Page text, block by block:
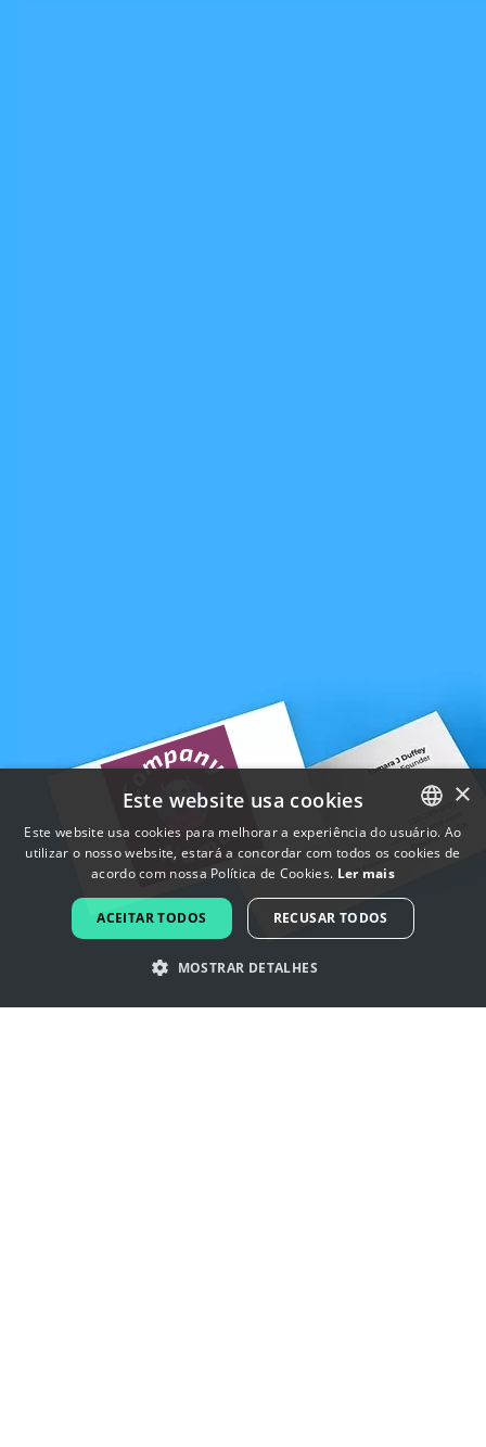
ENGLISH
FRENCH
DUTCH
×
Este website usa cookies
Este website usa cookies para melhorar a experiência do usuário. Ao
utilizar o nosso website, estará a concordar com todos os cookies de
acordo com nossa Política de Cookies. Ler mais
ACEITAR TODOS RECUSAR TODOS
MOSTRAR DETALHES